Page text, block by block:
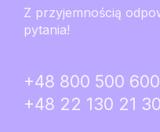
Z przyjemnością
pytania!
+48 800 500 600
+48 22 130 21 30